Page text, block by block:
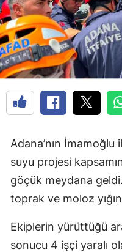
Adana’nın
suyu projesi
göçük meydana
toprak ve moloz
Ekiplerin yürüttüğü
sonucu 4 işçi yaralı